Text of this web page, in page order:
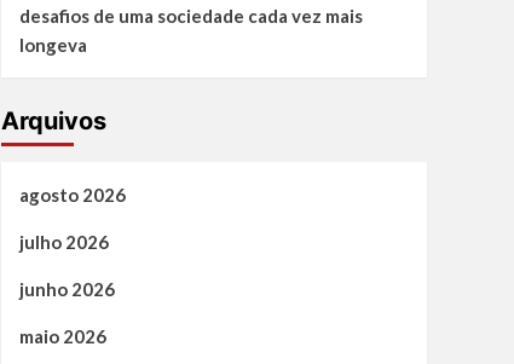
desafios de uma sociedade cada vez mais
longeva
Arquivos
agosto 2026
julho 2026
junho 2026
maio 2026